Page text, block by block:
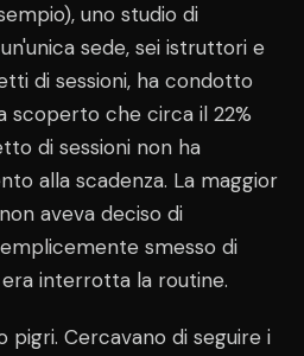
uno studio di
sede, sei istruttori e
di sessioni, ha condotto
scoperto che circa il 22%
di sessioni non ha
alla scadenza. La maggior
aveva deciso di
smesso di
interrotta la routine.
Cercavano di seguire i